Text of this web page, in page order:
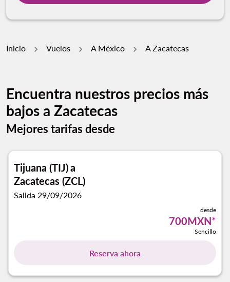
Inicio Vuelos A México A Zacatecas
Encuentra nuestros precios más
bajos a Zacatecas
Mejores tarifas desde
Tijuana (TIJ)a
Zacatecas (ZCL)
Salida 29/09/2026
desde
700MXN*
Sencillo
Reserva ahora